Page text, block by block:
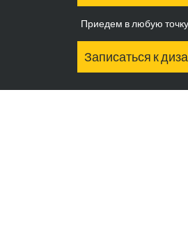
Приедем в любую точку
Записаться к